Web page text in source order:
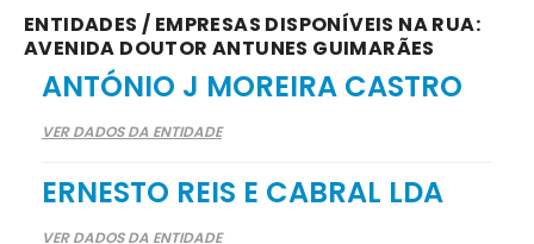
ENTIDADES / EMPRESAS DISPONÍVEIS NA RUA:
AVENIDA DOUTOR ANTUNES GUIMARÃES
ANTÓNIO J MOREIRA CASTRO
VER DADOS DA ENTIDADE
ERNESTO REIS E CABRAL LDA
VER DADOS DA ENTIDADE